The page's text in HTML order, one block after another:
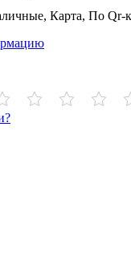
Карта, По Qr-